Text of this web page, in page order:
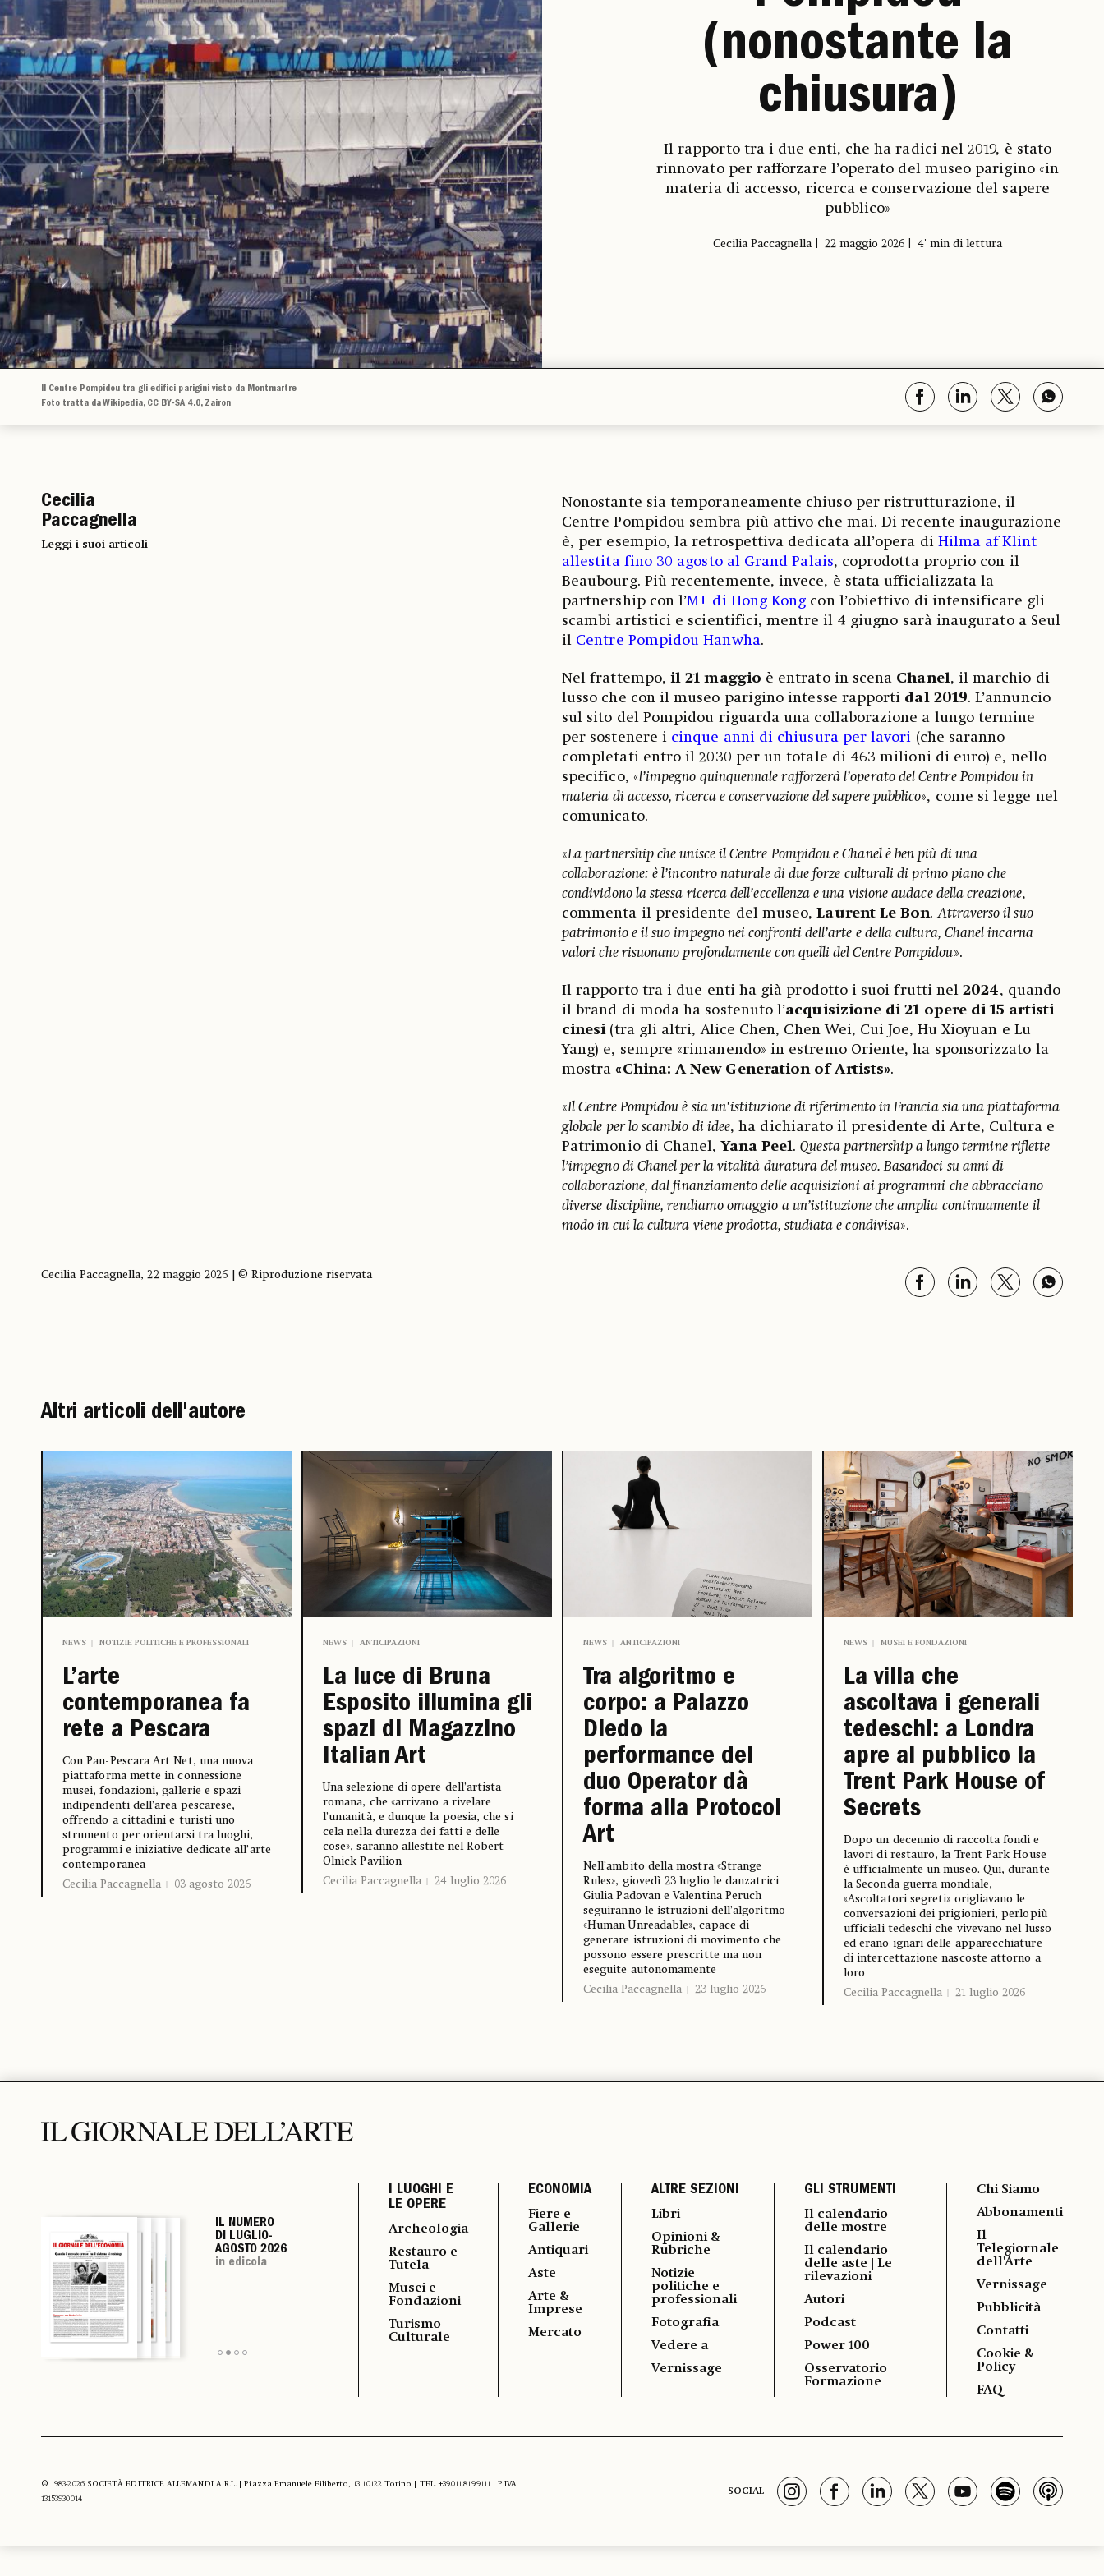
(nonostante la
chiusura)
Il rapporto tra i due enti, che ha radici nel 2019, è stato
rinnovato per rafforzare l’operato del museo parigino «in
materia di accesso, ricerca e conservazione del sapere
pubblico»
Cecilia Paccagnella 22 maggio 2026 4' min di lettura
Il Centre Pompidou tra gli edifici parigini visto da Montmartre
Foto tratta da Wikipedia, CC BY-SA 4.0, Zairon
Cecilia
Paccagnella
Leggi i suoi articoli
Nonostante sia temporaneamente chiuso per ristrutturazione, il
Centre Pompidou sembra più attivo che mai. Di recente inaugurazione
è, per esempio, la retrospettiva dedicata all’opera di Hilma af Klint
allestita fino 30 agosto al Grand Palais, coprodotta proprio con il
Beaubourg. Più recentemente, invece, è stata ufficializzata la
partnership con l’M+ di Hong Kong con l’obiettivo di intensificare gli
scambi artistici e scientifici, mentre il 4 giugno sarà inaugurato a Seul
il Centre Pompidou Hanwha.
Nel frattempo,il 21 maggio è entrato in scena Chanel, il marchio di
lusso che con il museo parigino intesse rapporti dal 2019. L’annuncio
sul sito del Pompidou riguarda una collaborazione a lungo termine
per sostenere i cinque anni di chiusura per lavori (che saranno
completati entro il 2030 per un totale di 463 milioni di euro) e, nello
specifico, «l’impegno quinquennale rafforzerà l’operato del Centre Pompidou in
materia di accesso, ricerca e conservazione del sapere pubblico», come si legge nel
comunicato.
«La partnership che unisce il Centre Pompidou e Chanel è ben più di una
collaborazione: è l’incontro naturale di due forze culturali di primo piano che
condividono la stessa ricerca dell’eccellenza e una visione audace della creazione,
commenta il presidente del museo,Laurent Le Bon.Attraverso il suo
patrimonio e il suo impegno nei confronti dell’arte e della cultura, Chanel incarna
valori che risuonano profondamente con quelli del Centre Pompidou».
Il rapporto tra i due enti ha già prodotto i suoi frutti nel2024, quando
il brand di moda ha sostenuto l’acquisizione di 21 opere di 15 artisti
cinesi(tra gli altri, Alice Chen, Chen Wei, Cui Joe, Hu Xioyuan e Lu
Yang) e, sempre «rimanendo» in estremo Oriente, ha sponsorizzato la
mostra«China: A New Generation of Artists».
«Il Centre Pompidou è sia un'istituzione di riferimento in Francia sia una piattaforma
globale per lo scambio di idee, ha dichiarato il presidente di Arte, Cultura e
Patrimonio di Chanel,Yana Peel.Questa partnership a lungo termine riflette
l’impegno di Chanel per la vitalità duratura del museo. Basandoci su anni di
collaborazione, dal finanziamento delle acquisizioni ai programmi che abbracciano
diverse discipline, rendiamo omaggio a un’istituzione che amplia continuamente il
modo in cui la cultura viene prodotta, studiata e condivisa».
Cecilia Paccagnella, 22 maggio 2026 | © Riproduzione riservata
Altri articoli dell'autore
NEWS NOTIZIE POLITICHE E PROFESSIONALI
L’arte
contemporanea fa
rete a Pescara
Con Pan-Pescara Art Net, una nuova
piattaforma mette in connessione
musei, fondazioni, gallerie e spazi
indipendenti dell’area pescarese,
offrendo a cittadini e turisti uno
strumento per orientarsi tra luoghi,
programmi e iniziative dedicate all’arte
contemporanea
Cecilia Paccagnella
03 agosto 2026
NEWS ANTICIPAZIONI
La luce di Bruna
Esposito illumina gli
spazi di Magazzino
Italian Art
Una selezione di opere dell’artista
romana, che «arrivano a rivelare
l’umanità, e dunque la poesia, che si
cela nella durezza dei fatti e delle
cose», saranno allestite nel Robert
Olnick Pavilion
Cecilia Paccagnella
24 luglio 2026
NEWS ANTICIPAZIONI
Tra algoritmo e
corpo: a Palazzo
Diedo la
performance del
duo Operator dà
forma alla Protocol
Art
Nell’ambito della mostra «Strange
Rules», giovedì 23 luglio le danzatrici
Giulia Padovan e Valentina Peruch
seguiranno le istruzioni dell’algoritmo
«Human Unreadable», capace di
generare istruzioni di movimento che
possono essere prescritte ma non
eseguite autonomamente
Cecilia Paccagnella
23 luglio 2026
NEWS MUSEI E FONDAZIONI
La villa che
ascoltava i generali
tedeschi: a Londra
apre al pubblico la
Trent Park House of
Secrets
Dopo un decennio di raccolta fondi e
lavori di restauro, la Trent Park House
è ufficialmente un museo. Qui, durante
la Seconda guerra mondiale,
«Ascoltatori segreti» origliavano le
conversazioni dei prigionieri, perlopiù
ufficiali tedeschi che vivevano nel lusso
ed erano ignari delle apparecchiature
di intercettazione nascoste attorno a
loro
Cecilia Paccagnella
21 luglio 2026
IL NUMERO
DI LUGLIO-
AGOSTO 2026
in edicola
IL NUMERO
DI LUGLIO-
AGOSTO 2026
in edicola
IL NUMERO
DI LUGLIO-
AGOSTO 2026
in edicola
IL NUMERO
DI LUGLIO-
AGOSTO 2026
in edicola
I LUOGHI E
LE OPERE
Archeologia
Restauro e
Tutela
Musei e
Fondazioni
Turismo
Culturale
ECONOMIA
Fiere e
Gallerie
Antiquari
Aste
Arte &
Imprese
Mercato
ALTRE SEZIONI
Libri
Opinioni &
Rubriche
Notizie
politiche e
professionali
Fotografia
Vedere a
Vernissage
GLI STRUMENTI
Il calendario
delle mostre
Il calendario
delle aste | Le
rilevazioni
Autori
Podcast
Power 100
Osservatorio
Formazione
Chi Siamo
Abbonamenti
Il
Telegiornale
dell'Arte
Vernissage
Pubblicità
Contatti
Cookie &
Policy
FAQ
© 1983-2026 SOCIETÀ EDITRICE ALLEMANDI A R.L. | Piazza Emanuele Filiberto, 13 10122 Torino | TEL. +39.011.819.9111 | P.IVA
13153930014
SOCIAL